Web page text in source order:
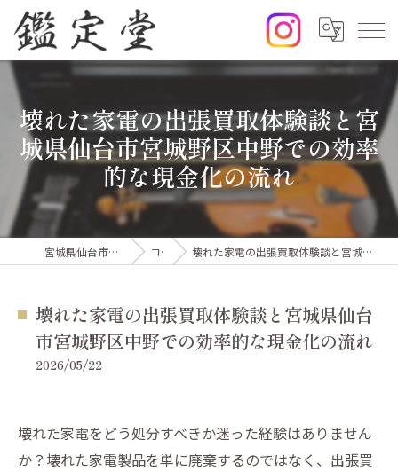
壊れた家電の出張買取体験談と宮
城県仙台市宮城野区中野での効率
的な現金化の流れ
宮城県仙台市の出張買取なら鑑定堂 コラム 壊れた家電の出張買取体験談と宮城県仙台市宮城野区中野での効率的な現金化の流れ
壊れた家電の出張買取体験談と宮城県仙台
市宮城野区中野での効率的な現金化の流れ
2026/05/22
壊れた家電をどう処分すべきか迷った経験はありません
か？壊れた家電製品を単に廃棄するのではなく、出張買